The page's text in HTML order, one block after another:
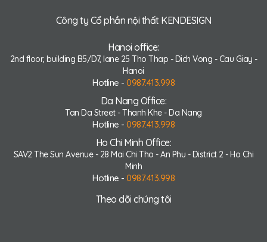
Công ty Cổ phần nội thất KENDESIGN
Hanoi office:
2nd floor, building B5/D7, lane 25 Tho Thap - Dich Vong - Cau Giay -
Hanoi
Hotline - 0987.413.998
Da Nang Office:
Tan Da Street - Thanh Khe - Da Nang
Hotline - 0987.413.998
Ho Chi Minh Office:
SAV2 The Sun Avenue - 28 Mai Chi Tho - An Phu - District 2 - Ho Chi
Minh
Hotline - 0987.413.998
Theo dõi chúng tôi